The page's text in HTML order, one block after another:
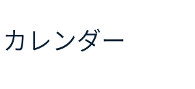
カレンダー